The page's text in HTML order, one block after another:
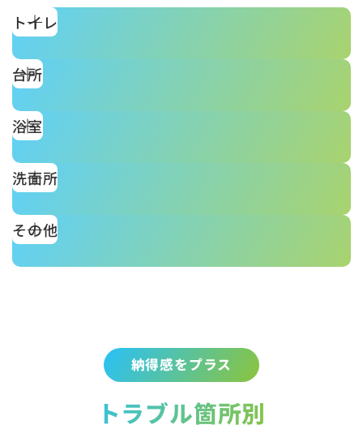
トイレ
台所
浴室
洗面所
その他
納得感をプラス
トラブル箇所別